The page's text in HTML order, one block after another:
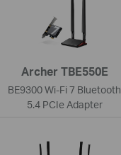
Archer TBE550E
BE9300 Wi-Fi 7 Bluetooth
5.4 PCIe Adapter